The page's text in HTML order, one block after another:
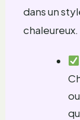
dans un
chaleureux.